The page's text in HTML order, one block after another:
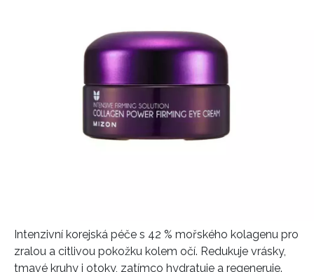
Intenzivní korejská péče s 42 % mořského kolagenu pro
zralou a citlivou pokožku kolem očí. Redukuje vrásky,
tmavé kruhy i otoky, zatímco hydratuje a regeneruje.